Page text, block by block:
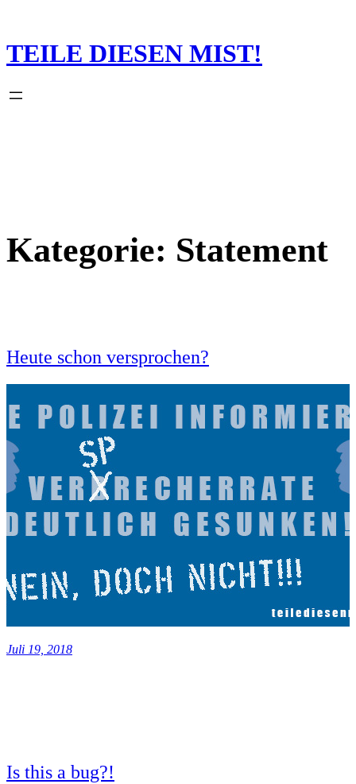
TEILE DIESEN MIST!
Kategorie: Statement
Heute schon versprochen?
Juli 19, 2018
Is this a bug?!